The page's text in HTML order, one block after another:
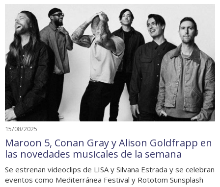
15/08/2025
Maroon 5, Conan Gray y Alison Goldfrapp en
las novedades musicales de la semana
Se estrenan videoclips de LISA y Silvana Estrada y se celebran
eventos como Mediterránea Festival y Rototom Sunsplash